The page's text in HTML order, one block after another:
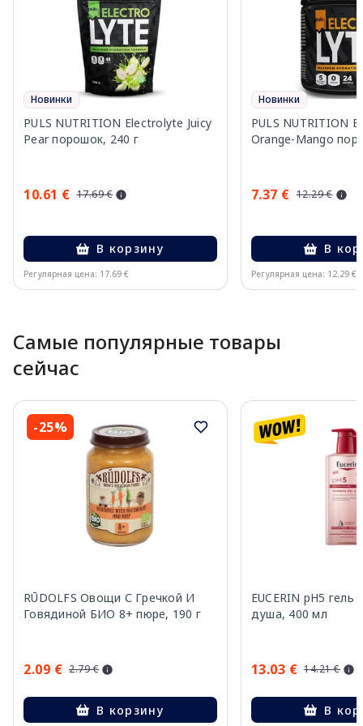
Новинки
PULS NUTRITION Electrolyte Juicy
Pear порошок, 240 г
10.61 € 17.69 €
В корзину
Регулярная цена: 17.69 €
Новинки
PULS NUTRITION
Orange-Mango
7.37 € 12.29 €
В
Регулярная цена: 12.29 €
Самые популярные товары
сейчас
-25%
RŪDOLFS Овощи С Гречкой И
Говядиной БИО 8+ пюре, 190 г
2.09 € 2.79 €
В корзину
EUCERIN pH5
душа, 400 мл
13.03 € 14.21 €
В